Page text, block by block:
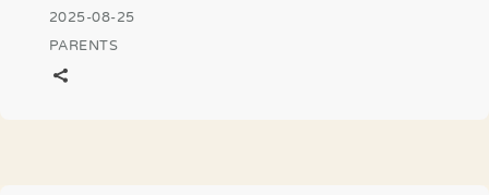
2025-08-25
PARENTS